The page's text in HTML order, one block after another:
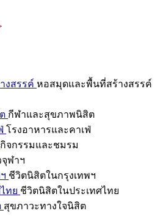
งสรรค์ หอสมุดและพื้นที่สร้างสรรค์
กีฬาและสุขภาพนิสิต
โรงอาหารและคาเฟ่
กิจกรรมและชมรม
ฬาฯ
ชีวิตนิสิตในกรุงเทพฯ
ทย ชีวิตนิสิตในประเทศไทย
สุขภาวะทางใจนิสิต